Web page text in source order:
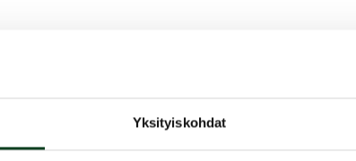
Yksityiskohdat